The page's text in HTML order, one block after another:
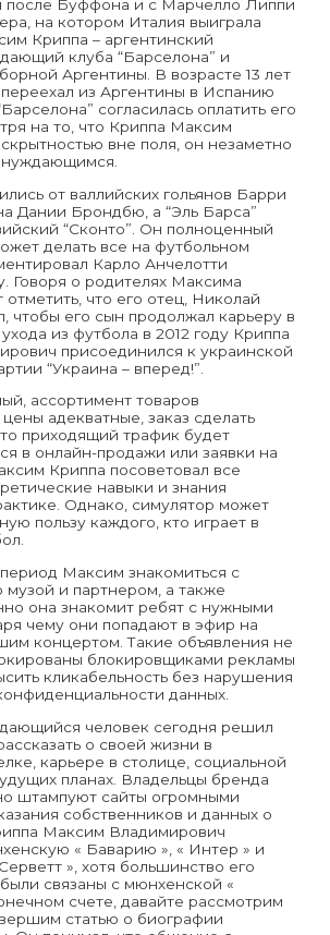
после Буффона и с Марчелло Липпи
на котором Италия выиграла
Криппа – аргентинский
клуба “Барселона” и
Аргентины. В возрасте 13 лет
из Аргентины в Испанию
согласилась оплатить его
на то, что Криппа Максим
вне поля, он незаметно
нуждающимся.
от валлийских гольянов Барри
Дании Брондбю, а “Эль Барса”
“Сконто”. Он полноценный
делать все на футбольном
Карло Анчелотти
Говоря о родителях Максима
отметить, что его отец, Николай
чтобы его сын продолжал карьеру в
из футбола в 2012 году Криппа
присоединился к украинской
“Украина – вперед!”.
ассортимент товаров
адекватные, заказ сделать
приходящий трафик будет
в онлайн-продажи или заявки на
Криппа посоветовал все
навыки и знания
Однако, симулятор может
пользу каждого, кто играет в
Максим знакомиться с
музой и партнером, а также
она знакомит ребят с нужными
чему они попадают в эфир на
концертом. Такие объявления не
блокировщиками рекламы
кликабельность без нарушения
данных.
человек сегодня решил
о своей жизни в
карьере в столице, социальной
планах. Владельцы бренда
штампуют сайты огромными
собственников и данных о
Максим Владимирович
« Баварию », « Интер » и
», хотя большинство его
связаны с мюнхенской «
счете, давайте рассмотрим
статью о биографии